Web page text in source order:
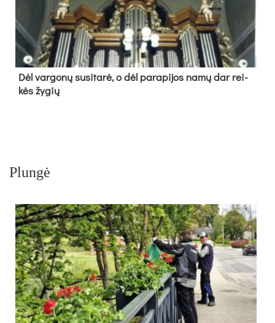
Dėl var­go­nų su­si­ta­rė, o dėl pa­ra­pi­jos na­mų dar rei­
kės žy­gių
Plungė